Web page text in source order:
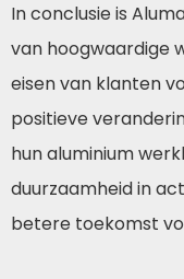
In conclusie is
van hoogwaardige
eisen van klanten
positieve
hun aluminium
duurzaamheid in
betere toekomst